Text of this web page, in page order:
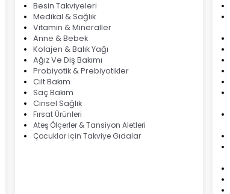
Besin Takviyeleri
Medikal & Sağlık
Vitamin & Mineraller
Anne & Bebek
Kolajen & Balık Yağı
Ağız Ve Diş Bakımı
Probiyotik & Prebiyotikler
Cilt Bakım
Saç Bakım
Cinsel Sağlık
Fırsat Ürünleri
Ateş Ölçerler & Tansiyon Aletleri
Çocuklar için Takviye Gıdalar